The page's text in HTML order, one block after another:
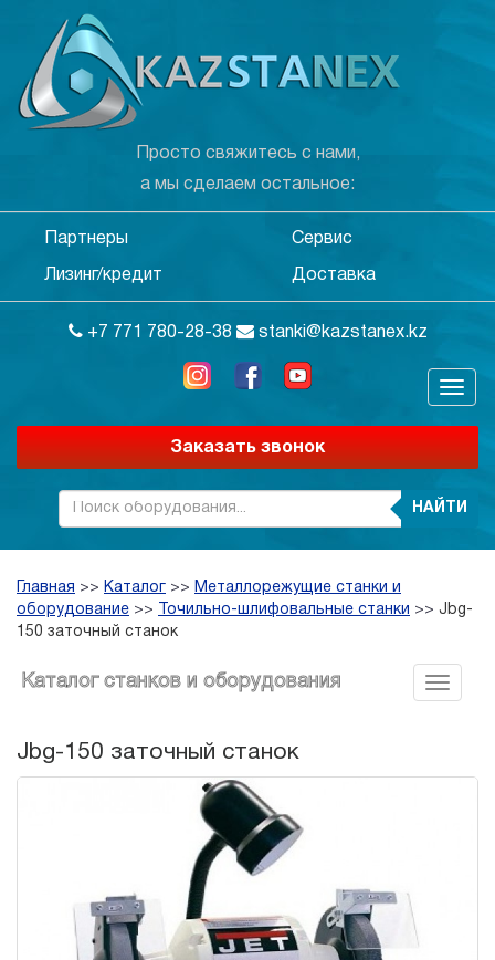
Просто свяжитесь с нами,
а мы сделаем остальное:
Партнеры Сервис
Лизинг/кредит Доставка
+7 771 780-28-38 stanki@kazstanex.kz
Заказать звонок
НАЙТИ
Главная >> Каталог >> Металлорежущие станки и
оборудование >> Точильно-шлифовальные станки >> Jbg-
150 заточный станок
Каталог станков и оборудования
Jbg-150 заточный станок